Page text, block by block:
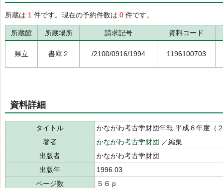
所蔵は 1 件です。現在の予約件数は 0 件です。
所蔵館 所蔵場所 請求記号 資料コード
県立 書庫２ /2100/0916/1994 1196100703
資料詳細
タイトル
かながわ考古学財団年報 平成６年度（
著者
かながわ考古学財団 ／編集
出版者
かながわ考古学財団
出版年
1996.03
ページ数
５６ｐ